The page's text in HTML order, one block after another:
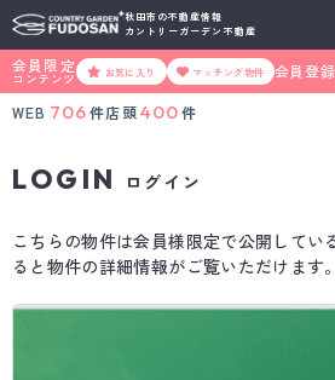
秋田市の不動産情報
カントリーガーデン不動産
会員限定
コンテンツ お気に入り マッチング物件
会員登
WEB 706件店頭400 件
LOGIN ログイン
こちらの物件は会員様限定で公開してい
ると物件の詳細情報がご覧いただけます。